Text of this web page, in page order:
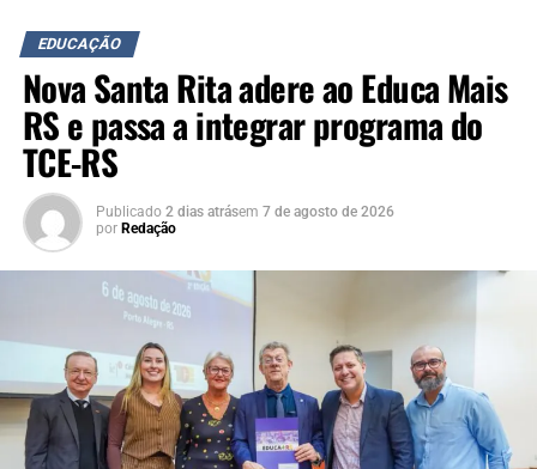
EDUCAÇÃO
Nova Santa Rita adere ao Educa Mais
RS e passa a integrar programa do
TCE-RS
Publicado 2 dias atrásem 7 de agosto de 2026
por Redação